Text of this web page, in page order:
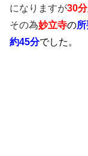
になりますが30
その為妙立寺の
約45分でした。